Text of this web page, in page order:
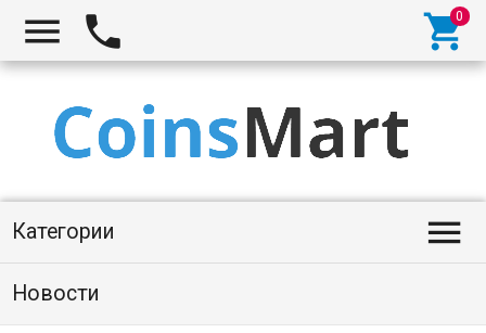
  
Категории 
Новости